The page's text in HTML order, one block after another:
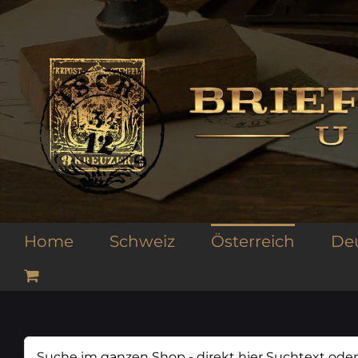
Zum
springen
Home Schweiz Österreich
Suche